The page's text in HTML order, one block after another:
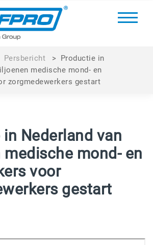
Persbericht > Productie in
medische mond- en
zorgmedewerkers gestart
Nederland van
mond- en
voor
gestart